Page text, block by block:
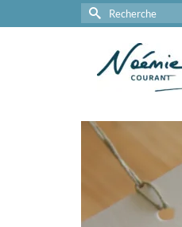
Rechercher :